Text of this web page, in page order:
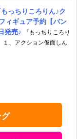
っちりころりん♪ク
ィギュア予約【バン
発売♪
『もっちりころり
１、アクション仮面しん